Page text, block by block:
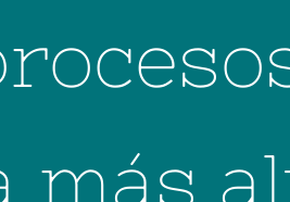
más